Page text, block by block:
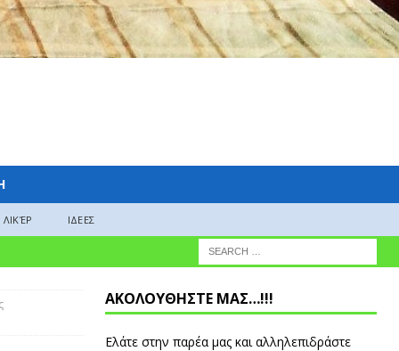
ΛΙΚΈΡ ΙΔΕΕΣ
ΑΚΟΛΟΥΘΗΣΤΕ ΜΑΣ…!!!
Ελάτε στην παρέα μας και αλληλεπιδράστε